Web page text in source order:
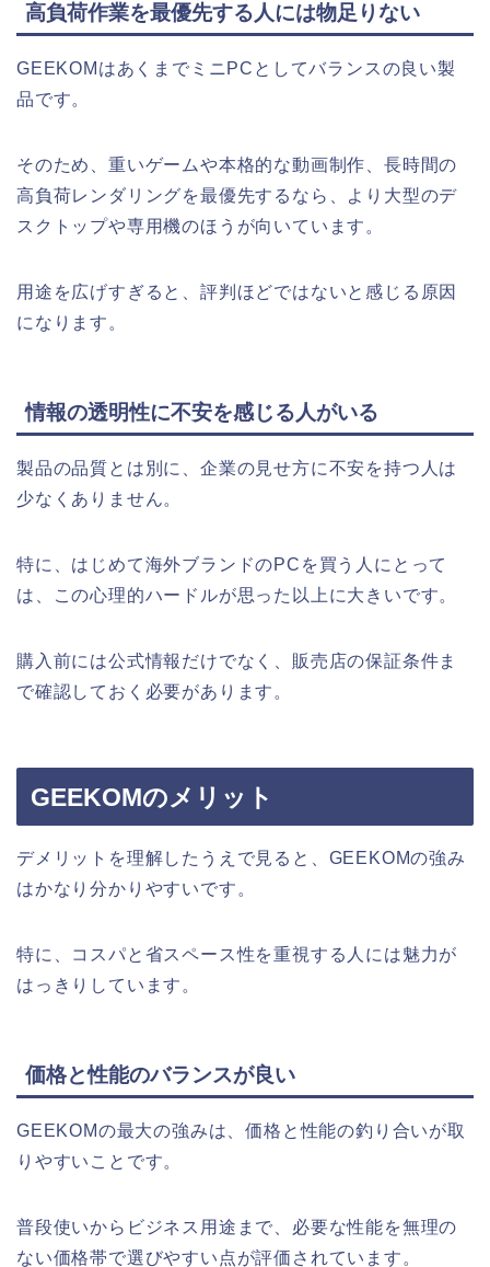
高負荷作業を最優先する人には物足りない
GEEKOMはあくまでミニPCとしてバランスの良い製
品です。
そのため、重いゲームや本格的な動画制作、長時間の
高負荷レンダリングを最優先するなら、より大型のデ
スクトップや専用機のほうが向いています。
用途を広げすぎると、評判ほどではないと感じる原因
になります。
情報の透明性に不安を感じる人がいる
製品の品質とは別に、企業の見せ方に不安を持つ人は
少なくありません。
特に、はじめて海外ブランドのPCを買う人にとって
は、この心理的ハードルが思った以上に大きいです。
購入前には公式情報だけでなく、販売店の保証条件ま
で確認しておく必要があります。
GEEKOMのメリット
デメリットを理解したうえで見ると、GEEKOMの強み
はかなり分かりやすいです。
特に、コスパと省スペース性を重視する人には魅力が
はっきりしています。
価格と性能のバランスが良い
GEEKOMの最大の強みは、価格と性能の釣り合いが取
りやすいことです。
普段使いからビジネス用途まで、必要な性能を無理の
ない価格帯で選びやすい点が評価されています。